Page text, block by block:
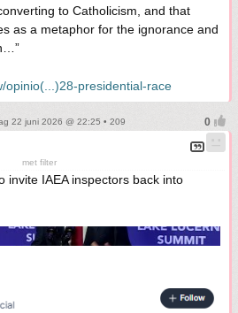
to Catholicism, and that
as a metaphor for the ignorance and
opinio(...)28-presidential-race
22 juni 2026 @ 22:25 • 209
met filter
invite IAEA inspectors back into